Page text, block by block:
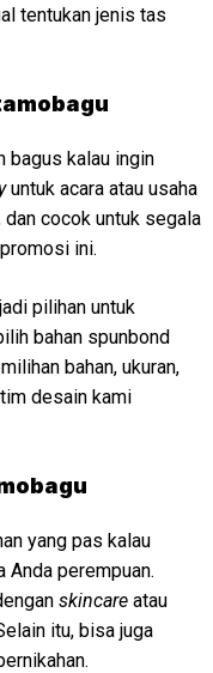
tentukan jenis tas
bagus kalau ingin
untuk acara atau usaha
cocok untuk segala
ini.
pilihan untuk
bahan spunbond
bahan, ukuran,
desain kami
yang pas kalau
Anda perempuan.
skincare atau
itu, bisa juga